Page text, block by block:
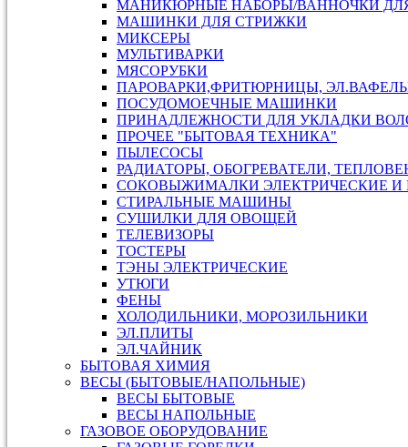
МАНИКЮРНЫЕ НАБОРЫ/ВАННОЧКИ
МАШИНКИ ДЛЯ СТРИЖКИ
МИКСЕРЫ
МУЛЬТИВАРКИ
МЯСОРУБКИ
ПАРОВАРКИ,ФРИТЮРНИЦЫ,
ПОСУДОМОЕЧНЫЕ МАШИНКИ
ПРИНАДЛЕЖНОСТИ ДЛЯ УКЛАДКИ
ПРОЧЕЕ "БЫТОВАЯ ТЕХНИКА"
ПЫЛЕСОСЫ
РАДИАТОРЫ, ОБОГРЕВАТЕЛИ,
СОКОВЫЖИМАЛКИ ЭЛЕКТРИЧЕСКИЕ И
СТИРАЛЬНЫЕ МАШИНЫ
СУШИЛКИ ДЛЯ ОВОЩЕЙ
ТЕЛЕВИЗОРЫ
ТОСТЕРЫ
ТЭНЫ ЭЛЕКТРИЧЕСКИЕ
УТЮГИ
ФЕНЫ
ХОЛОДИЛЬНИКИ, МОРОЗИЛЬНИКИ
ЭЛ.ПЛИТЫ
ЭЛ.ЧАЙНИК
БЫТОВАЯ ХИМИЯ
ВЕСЫ (БЫТОВЫЕ/НАПОЛЬНЫЕ)
ВЕСЫ БЫТОВЫЕ
ВЕСЫ НАПОЛЬНЫЕ
ГАЗОВОЕ ОБОРУДОВАНИЕ